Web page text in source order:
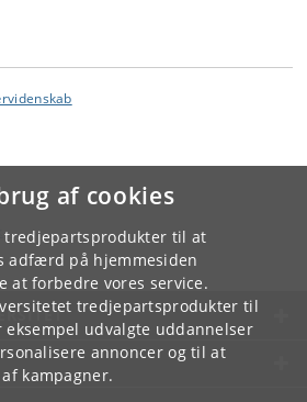
af cookies
tredjepartsprodukter til at
adfærd på hjemmesiden
at forbedre vores service.
tredjepartsprodukter til
udvalgte uddannelser
annoncer og til at
kampagner.